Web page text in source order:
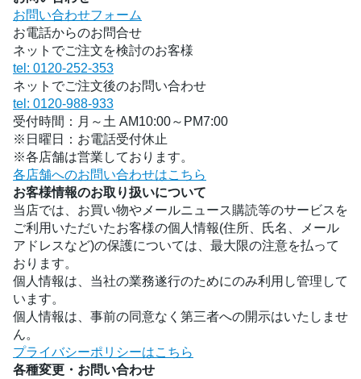
お問い合わせフォーム
お電話からのお問合せ
ネットでご注文を検討のお客様
tel: 0120-252-353
ネットでご注文後のお問い合わせ
tel: 0120-988-933
受付時間：月～土 AM10:00～PM7:00
※日曜日：お電話受付休止
※各店舗は営業しております。
各店舗へのお問い合わせはこちら
お客様情報のお取り扱いについて
当店では、お買い物やメールニュース購読等のサービスを
ご利用いただいたお客様の個人情報(住所、氏名、メール
アドレスなど)の保護については、最大限の注意を払って
おります。
個人情報は、当社の業務遂行のためにのみ利用し管理して
います。
個人情報は、事前の同意なく第三者への開示はいたしませ
ん。
プライバシーポリシーはこちら
各種変更・お問い合わせ